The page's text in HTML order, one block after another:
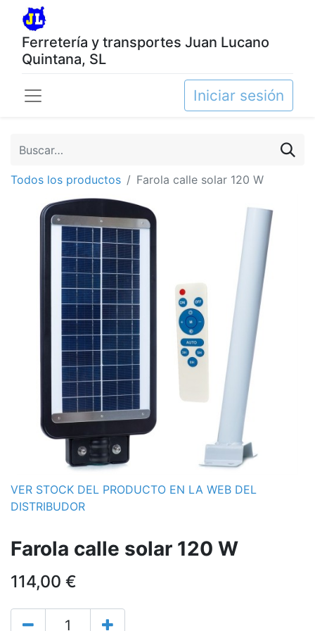
Ferretería y transportes Juan Lucano
Quintana, SL
Iniciar sesión
Todos los productos Farola calle solar 120 W
VER STOCK DEL PRODUCTO EN LA WEB DEL
DISTRIBUDOR
Farola calle solar 120 W
114,00 €